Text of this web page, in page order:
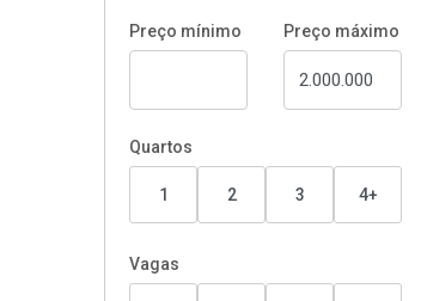
Preço mínimo Preço máximo
Quartos
1 2 3 4+
Vagas